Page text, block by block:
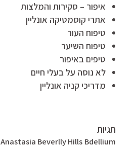
איפור – סקירות והמלצות
אתרי קוסמטיקה אונליין
טיפוח העור
טיפוח השיער
טיפים באיפור
לא נוסה על בעלי חיים
מדריכי קניה אונליין
תגיות
Anastasia Beverlly Hills Bdellium